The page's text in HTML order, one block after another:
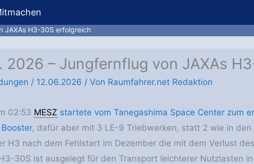
JAXAs H3-30S erfolgreich
2026 – Jungfernflug von JAXAs
/ 12.06.2026 / Von Raumfahrer.net Redaktion
02:53 MESZ startete vom Tanegashima Space Center zum
, dafür aber mit 3 LE-9 Triebwerken, statt 2 wie in
H3 nach dem Fehlstart im Dezember die mit dem Verlust
30S ist ausgelegt für den Transport leichterer Nutzlasten